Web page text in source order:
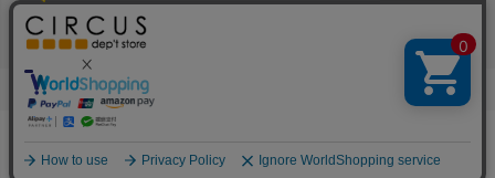
法律に基づく表示 プライバシーポリシー
©2004-2026 子供服・キッズ服の通販Circus All Rights reserved.
何かお探しですか？